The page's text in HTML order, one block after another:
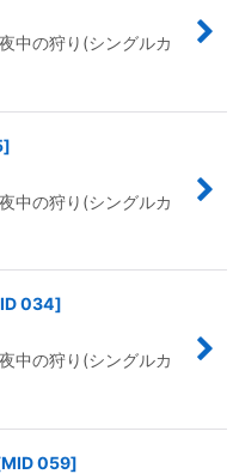
中の狩り(シングルカ
]
中の狩り(シングルカ
034]
中の狩り(シングルカ
MID 059]